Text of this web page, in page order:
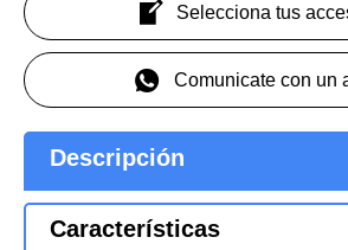
Selecciona tus
Comunicate con un
Descripción
Características